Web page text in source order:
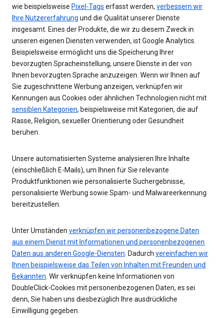
wie beispielsweise Pixel-Tags erfasst werden, verbessern wir
Ihre Nutzererfahrung und die Qualität unserer Dienste
insgesamt. Eines der Produkte, die wir zu diesem Zweck in
unseren eigenen Diensten verwenden, ist Google Analytics.
Beispielsweise ermöglicht uns die Speicherung Ihrer
bevorzugten Spracheinstellung, unsere Dienste in der von
Ihnen bevorzugten Sprache anzuzeigen. Wenn wir Ihnen auf
Sie zugeschnittene Werbung anzeigen, verknüpfen wir
Kennungen aus Cookies oder ähnlichen Technologien nicht mit
sensiblen Kategorien, beispielsweise mit Kategorien, die auf
Rasse, Religion, sexueller Orientierung oder Gesundheit
beruhen.
Unsere automatisierten Systeme analysieren Ihre Inhalte
(einschließlich E-Mails), um Ihnen für Sie relevante
Produktfunktionen wie personalisierte Suchergebnisse,
personalisierte Werbung sowie Spam- und Malwareerkennung
bereitzustellen.
Unter Umständen verknüpfen wir personenbezogene Daten
aus einem Dienst mit Informationen und personenbezogenen
Daten aus anderen Google-Diensten. Dadurch vereinfachen wir
Ihnen beispielsweise das Teilen von Inhalten mit Freunden und
Bekannten. Wir verknüpfen keine Informationen von
DoubleClick-Cookies mit personenbezogenen Daten, es sei
denn, Sie haben uns diesbezüglich Ihre ausdrückliche
Einwilligung gegeben.